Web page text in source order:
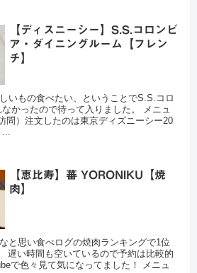
【ディスニーシー】S.S.コロンビ
ア・ダイニングルーム【フレン
チ】
いもの食べたい、ということでS.S.コロ
かったので待って入りました。 メニュ
問）注文したのは東京ディズニーシー20
【恵比寿】蕃 YORONIKU【焼
肉】
と思い食べログの焼肉ランキングで1位
遅い時間も空いているので予約は比較的
で色々見て気になってました！ メニュ